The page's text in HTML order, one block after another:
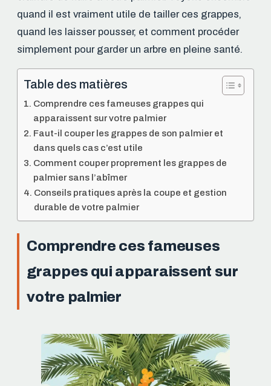
quand il est vraiment utile de tailler ces grappes,
quand les laisser pousser, et comment procéder
simplement pour garder un arbre en pleine santé.
Table des matières
Comprendre ces fameuses grappes qui
apparaissent sur votre palmier
Faut-il couper les grappes de son palmier et
dans quels cas c’est utile
Comment couper proprement les grappes de
palmier sans l’abîmer
Conseils pratiques après la coupe et gestion
durable de votre palmier
Comprendre ces fameuses
grappes qui apparaissent sur
votre palmier